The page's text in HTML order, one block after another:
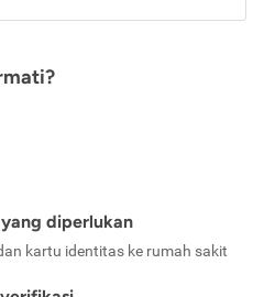
diperlukan
kartu identitas ke rumah sakit